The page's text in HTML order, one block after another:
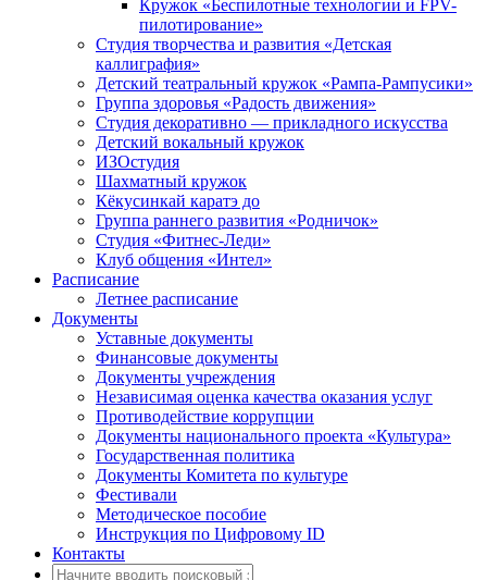
Кружок «Беспилотные технологии и FPV-
пилотирование»
Студия творчества и развития «Детская
каллиграфия»
Детский театральный кружок «Рампа-Рампусики»
Группа здоровья «Радость движения»
Студия декоративно — прикладного искусства
Детский вокальный кружок
ИЗОстудия
Шахматный кружок
Кёкусинкай каратэ до
Группа раннего развития «Родничок»
Cтудия «Фитнес-Леди»
Клуб общения «Интел»
Расписание
Летнее расписание
Документы
Уставные документы
Финансовые документы
Документы учреждения
Независимая оценка качества оказания услуг
Противодействие коррупции
Документы национального проекта «Культура»
Государственная политика
Документы Комитета по культуре
Фестивали
Методическое пособие
Инструкция по Цифровому ID
Контакты